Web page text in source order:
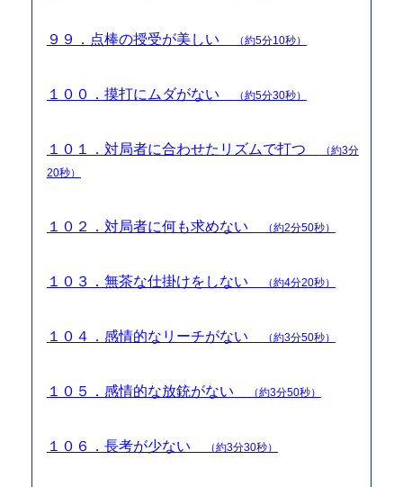
９９．点棒の授受が美しい （約5分10秒）
１００．摸打にムダがない （約5分30秒）
１０１．対局者に合わせたリズムで打つ
（約3分
20秒）
１０２．対局者に何も求めない （約2分50秒）
１０３．無茶な仕掛けをしない （約4分20秒）
１０４．感情的なリーチがない （約3分50秒）
１０５．感情的な放銃がない （約3分50秒）
１０６．長考が少ない （約3分30秒）